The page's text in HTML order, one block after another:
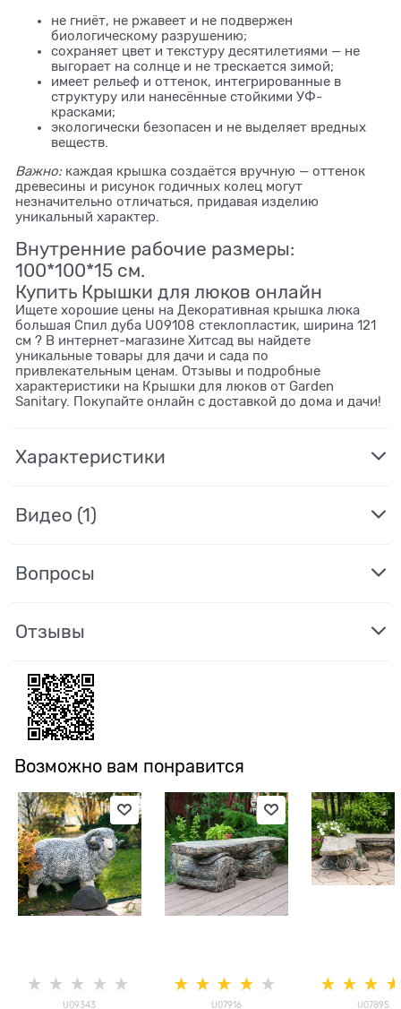
не гниёт, не ржавеет и не подвержен
биологическому разрушению;
сохраняет цвет и текстуру десятилетиями — не
выгорает на солнце и не трескается зимой;
имеет рельеф и оттенок, интегрированные в
структуру или нанесённые стойкими УФ-
красками;
экологически безопасен и не выделяет вредных
веществ.
Важно:каждая крышка создаётся вручную — оттенок
древесины и рисунок годичных колец могут
незначительно отличаться, придавая изделию
уникальный характер.
Внутренние рабочие размеры:
100*100*15 см.
Купить Крышки для люков онлайн
Ищете хорошие цены на Декоративная крышка люка
большая Спил дуба U09108 стеклопластик, ширина 121
см ? В интернет-магазине Хитсад вы найдете
уникальные товары для дачи и сада по
привлекательным ценам. Отзывы и подробные
характеристики на Крышки для люков от Garden
Sanitary. Покупайте онлайн с доставкой до дома и дачи!
Характеристики
Видео (1)
Вопросы
Отзывы
Возможно вам понравится
U09343 U07916 U07895